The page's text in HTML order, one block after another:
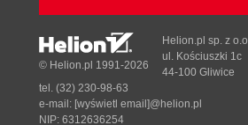
© Helion.pl 1991-2026
Helion.pl sp. z o.o.
ul. Kościuszki 1c
44-100 Gliwice
tel. (32) 230-98-63
e-mail: [wyświetl email]@helion.pl
NIP: 6312636254